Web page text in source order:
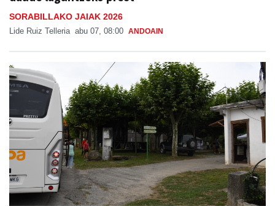
SORABILLAKO JAIAK 2026
Lide Ruiz Telleria abu 07, 08:00 ANDOAIN